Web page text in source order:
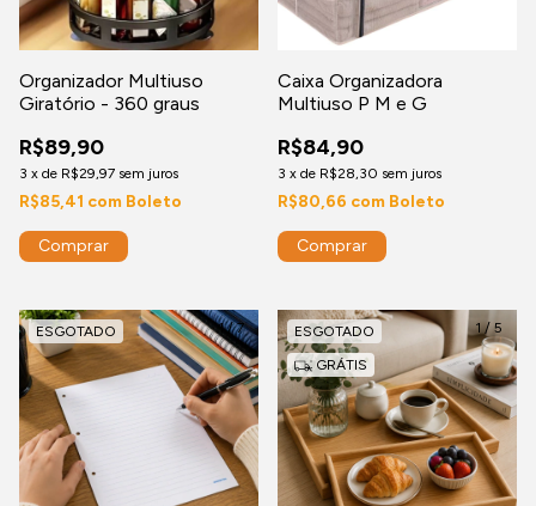
Organizador Multiuso
Giratório - 360 graus
R$89,90
3 x de R$29,97 sem juros
R$85,41 com Boleto
Caixa Organizadora
Multiuso P M e G
R$84,90
3 x de R$28,30 sem juros
R$80,66 com Boleto
Comprar
1/7
ESGOTADO 1/5
ESGOTADO
GRÁTIS